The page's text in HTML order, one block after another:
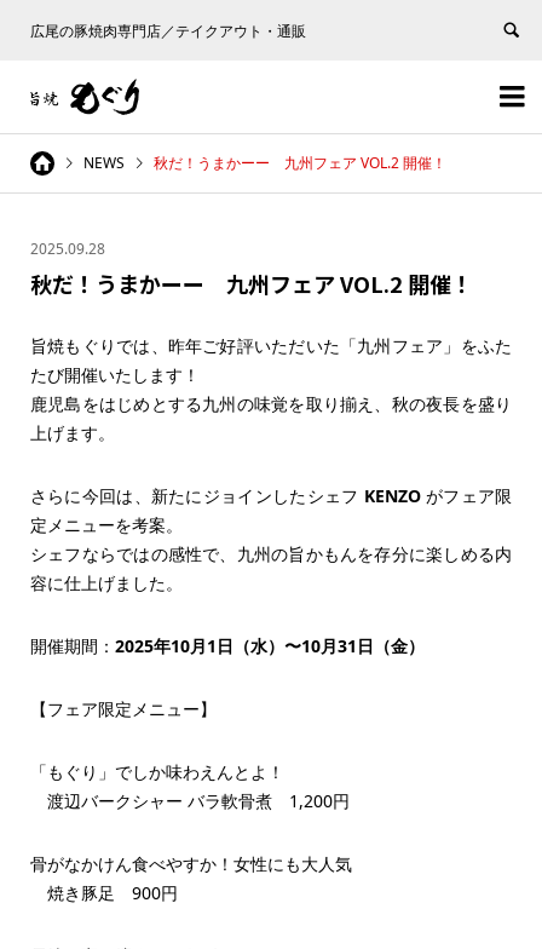
広尾の豚焼肉専門店／テイクアウト・通販


NEWS 秋だ！うまかーー 九州フェア VOL.2 開催！
2025.09.28
秋だ！うまかーー 九州フェア VOL.2 開催！
旨焼もぐりでは、昨年ご好評いただいた「九州フェア」をふた
たび開催いたします！
鹿児島をはじめとする九州の味覚を取り揃え、秋の夜長を盛り
上げます。
さらに今回は、新たにジョインしたシェフ KENZOがフェア限
定メニューを考案。
シェフならではの感性で、九州の旨かもんを存分に楽しめる内
容に仕上げました。
開催期間： 2025年10月1日（水）〜10月31日（金）
【フェア限定メニュー】
「もぐり」でしか味わえんとよ！
渡辺バークシャー バラ軟骨煮 1,200円
骨がなかけん食べやすか！女性にも大人気
焼き豚足 900円